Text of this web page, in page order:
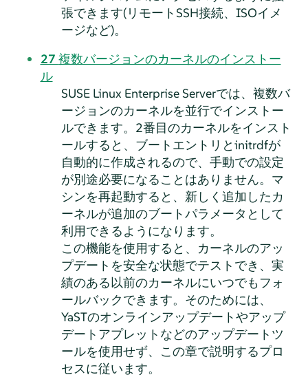
張できます(リモートSSH接続、ISOイメ
ージなど)。
27 複数バージョンのカーネルのインストー
ル
SUSE Linux Enterprise Serverでは、複数バ
ージョンのカーネルを並行でインストー
ルできます。2番目のカーネルをインスト
ールすると、ブートエントリとinitrdfが
自動的に作成されるので、手動での設定
が別途必要になることはありません。マ
シンを再起動すると、新しく追加したカ
ーネルが追加のブートパラメータとして
利用できるようになります。
この機能を使用すると、カーネルのアッ
プデートを安全な状態でテストでき、実
績のある以前のカーネルにいつでもフォ
ールバックできます。そのためには、
YaSTのオンラインアップデートやアップ
デートアプレットなどのアップデートツ
ールを使用せず、この章で説明するプロ
セスに従います。